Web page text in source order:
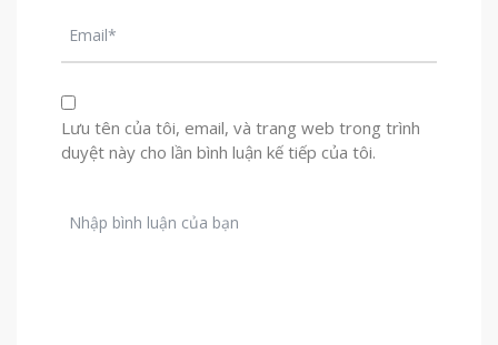
Lưu tên của tôi, email, và trang web trong trình
duyệt này cho lần bình luận kế tiếp của tôi.